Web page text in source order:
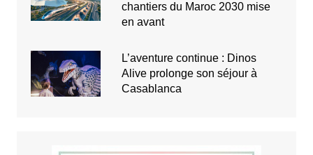
chantiers du Maroc 2030 mise
en avant
L’aventure continue : Dinos
Alive prolonge son séjour à
Casablanca